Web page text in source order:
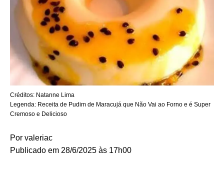
Créditos: Natanne Lima
Legenda: Receita de Pudim de Maracujá que Não Vai ao Forno e é Super
Cremoso e Delicioso
Por valeriac
Publicado em 28/6/2025 às 17h00